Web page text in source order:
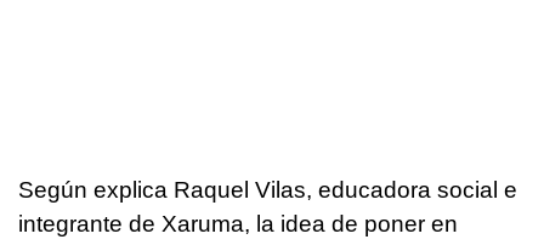
Según explica Raquel Vilas, educadora social e
integrante de Xaruma, la idea de poner en